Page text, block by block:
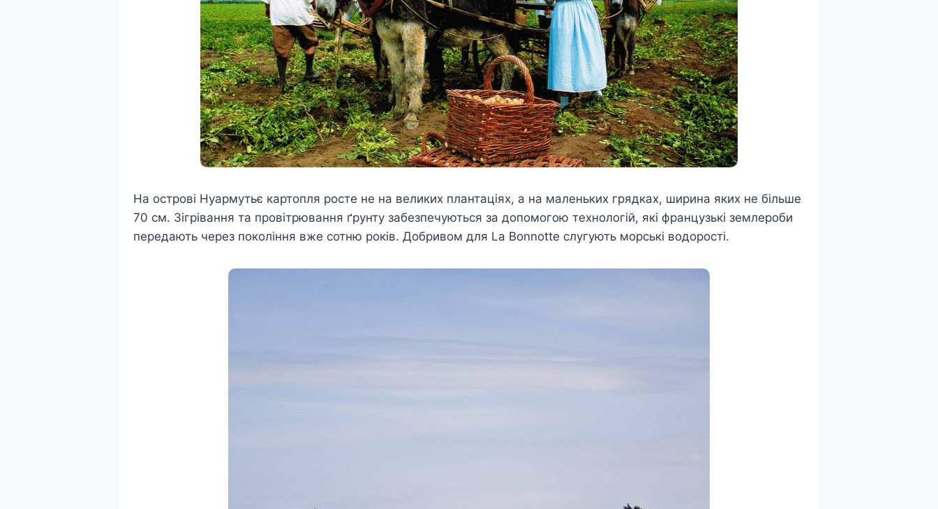
На острові Нуармутьє картопля росте не на великих плантаціях, а на маленьких грядках, ширина яких не більше
70 см. Зігрівання та провітрювання ґрунту забезпечуються за допомогою технологій, які французькі землероби
передають через покоління вже сотню років. Добривом для La Bonnotte слугують морські водорості.